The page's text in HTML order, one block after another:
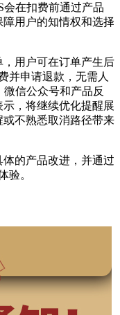
会在扣费前通过产品
用户的知情权和选择
用户可在订单产生后
并申请退款，无需人
信公众号和产品反
，将继续优化提醒展
不熟悉取消路径带来
的产品改进，并通过
验。